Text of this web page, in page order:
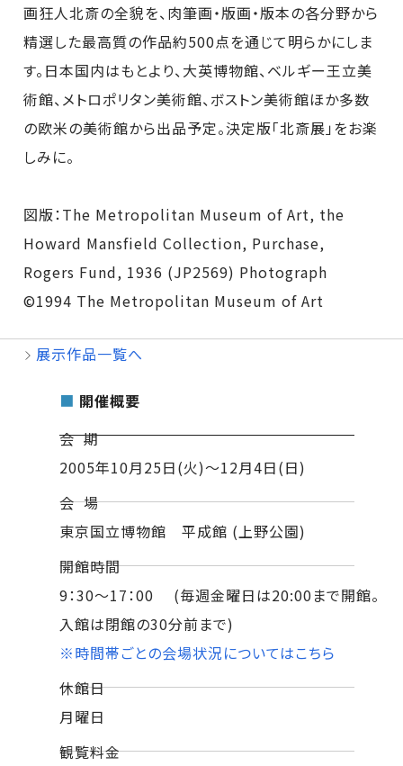
画狂人北斎の全貌を、肉筆画・版画・版本の各分野から
精選した最高質の作品約500点を通じて明らかにしま
す。日本国内はもとより、大英博物館、ベルギー王立美
術館、メトロポリタン美術館、ボストン美術館ほか多数
の欧米の美術館から出品予定。決定版「北斎展」をお楽
しみに。
図版：The Metropolitan Museum of Art, the
Howard Mansfield Collection, Purchase,
Rogers Fund, 1936 (JP2569) Photograph
©1994 The Metropolitan Museum of Art
展示作品一覧へ
■ 開催概要
会 期
2005年10月25日(火)～12月4日(日)
会 場
東京国立博物館 平成館 (上野公園)
開館時間
9：30～17：00 (毎週金曜日は20:00まで開館。
入館は閉館の30分前まで)
※時間帯ごとの会場状況についてはこちら
休館日
月曜日
観覧料金